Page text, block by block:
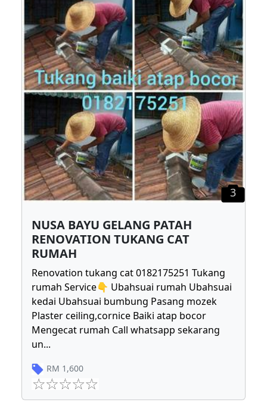
3
NUSA BAYU GELANG PATAH
RENOVATION TUKANG CAT
RUMAH
Renovation tukang cat 0182175251 Tukang
rumah Service👇 Ubahsuai rumah Ubahsuai
kedai Ubahsuai bumbung Pasang mozek
Plaster ceiling,cornice Baiki atap bocor
Mengecat rumah Call whatsapp sekarang
un...
RM 1,600